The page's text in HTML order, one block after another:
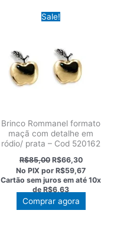
Sale!
Brinco Rommanel formato
maçã com detalhe em
ródio/ prata – Cod 520162
R$85,00 O
preço
original
era:
R$85,00.
R$66,30O
preço
atual
é:
No PIX porR$59,67
Cartão sem juros em até10x
de R$6,63
Comprar agora